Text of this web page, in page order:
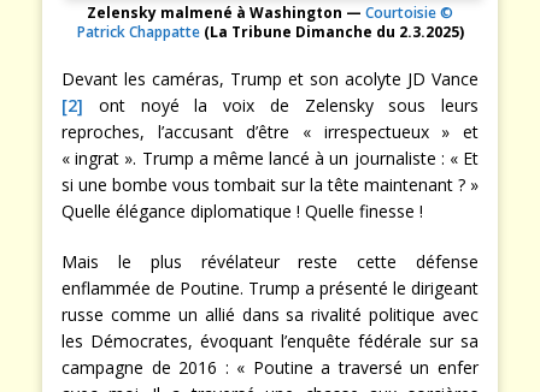
Zelensky malmené à Washington — Courtoisie ©
Patrick Chappatte(La Tribune Dimanche du 2.3.2025)
Devant les caméras, Trump et son acolyte JD Vance
[2] ont noyé la voix de Zelensky sous leurs
reproches, l’accusant d’être « irrespectueux » et
« ingrat ». Trump a même lancé à un journaliste : « Et
si une bombe vous tombait sur la tête maintenant ? »
Quelle élégance diplomatique ! Quelle finesse !
Mais le plus révélateur reste cette défense
enflammée de Poutine. Trump a présenté le dirigeant
russe comme un allié dans sa rivalité politique avec
les Démocrates, évoquant l’enquête fédérale sur sa
campagne de 2016 : « Poutine a traversé un enfer